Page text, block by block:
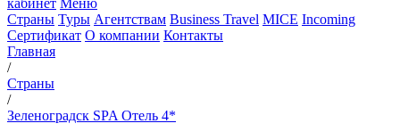
кабинет Меню
Страны Туры Агентствам Business Travel MICE Incoming
Сертификат О компании Контакты
Главная
/
Страны
/
Зеленоградск SPA Отель 4*